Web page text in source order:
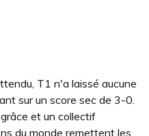
T1 n'a laissé aucune
sur un score sec de 3-0.
et un collectif
du monde remettent les